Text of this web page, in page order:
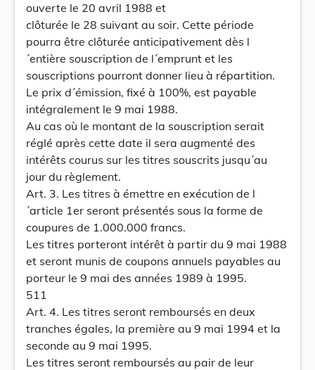
ouverte le 20 avril 1988 et
clôturée le 28 suivant au soir. Cette période
pourra être clôturée anticipativement dès l
´entière souscription de l´emprunt et les
souscriptions pourront donner lieu à répartition.
Le prix d´émission, fixé à 100%, est payable
intégralement le 9 mai 1988.
Au cas où le montant de la souscription serait
réglé après cette date il sera augmenté des
intérêts courus sur les titres souscrits jusqu´au
jour du règlement.
Art. 3. Les titres à émettre en exécution de l
´article 1er seront présentés sous la forme de
coupures de 1.000.000 francs.
Les titres porteront intérêt à partir du 9 mai 1988
et seront munis de coupons annuels payables au
porteur le 9 mai des années 1989 à 1995.
511
Art. 4. Les titres seront remboursés en deux
tranches égales, la première au 9 mai 1994 et la
seconde au 9 mai 1995.
Les titres seront remboursés au pair de leur